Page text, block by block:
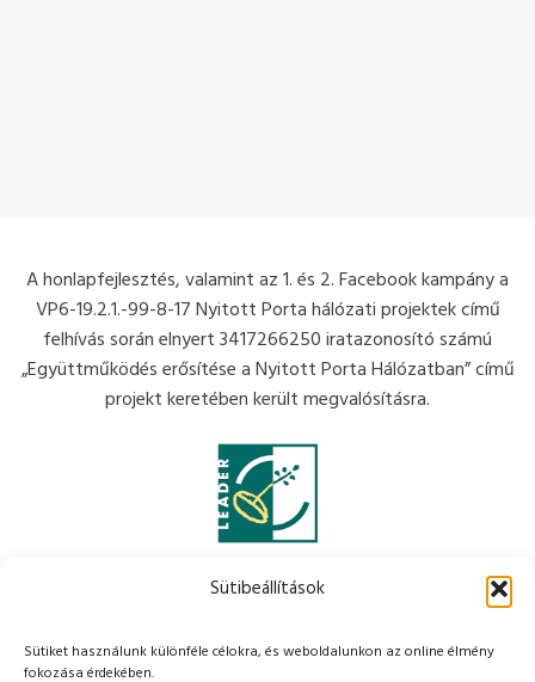
Sütibeállítások
Sütiket használunk különféle célokra, és weboldalunkon az online élmény
fokozása érdekében.
A honlapfejlesztés, valamint az 1. és 2. Facebook kampány a
VP6-19.2.1.-99-8-17 Nyitott Porta hálózati projektek című
felhívás során elnyert 3417266250 iratazonosító számú
„Együttműködés erősítése a Nyitott Porta Hálózatban” című
projekt keretében került megvalósításra.